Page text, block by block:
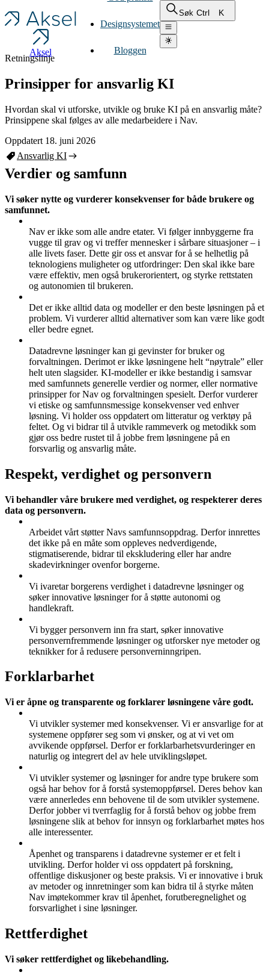
Aksel
Designsystemet
Bloggen
Søk Ctrl K
Retningslinje
Prinsipper for ansvarlig KI
Hvordan skal vi utforske, utvikle og bruke KI på en ansvarlig måte?
Prinsippene skal følges av alle medarbeidere i Nav.
Oppdatert 18. juni 2026
Ansvarlig KI
Verdier og samfunn
Vi søker nytte og vurderer konsekvenser for både brukere og
samfunnet.
Nav er ikke som alle andre etater. Vi følger innbyggerne fra
vugge til grav og vi treffer mennesker i sårbare situasjoner – i
alle livets faser. Dette gir oss et ansvar for å se helhetlig på
teknologiens muligheter og utfordringer: Den skal ikke bare
være effektiv, men også brukerorientert, og styrke rettstaten
og autonomien til brukeren.
Det er ikke alltid data og modeller er den beste løsningen på et
problem. Vi vurderer alltid alternativer som kan være like godt
eller bedre egnet.
Datadrevne løsninger kan gi gevinster for bruker og
forvaltningen. Derimot er ikke løsningene helt “nøytrale” eller
helt uten slagsider. KI-modeller er ikke bestandig i samsvar
med samfunnets generelle verdier og normer, eller normative
prinsipper for Nav og forvaltningen spesielt. Derfor vurderer
vi etiske og samfunnsmessige konsekvenser ved enhver
løsning. Vi holder oss oppdatert om litteratur og verktøy på
feltet. Og vi bidrar til å utvikle rammeverk og metodikk som
gjør oss bedre rustet til å jobbe frem løsningene på en
forsvarlig og ansvarlig måte.
Respekt, verdighet og personvern
Vi behandler våre brukere med verdighet, og respekterer deres
data og personvern.
Arbeidet vårt støtter Navs samfunnsoppdrag. Derfor innrettes
det ikke på en måte som oppleves nedverdigende,
stigmatiserende, bidrar til ekskludering eller har andre
skadevirkninger ovenfor borgerne.
Vi ivaretar borgerens verdighet i datadrevne løsninger og
søker innovative løsninger for å støtte autonomi og
handlekraft.
Vi bygger personvern inn fra start, søker innovative
personvernfremmende løsninger og utforsker nye metoder og
teknikker for å redusere personverninngripen.
Forklarbarhet
Vi er åpne og transparente og forklarer løsningene våre godt.
Vi utvikler systemer med konsekvenser. Vi er ansvarlige for at
systemene oppfører seg som vi ønsker, og at vi vet om
avvikende oppførsel. Derfor er forklarbarhetsvurderinger en
naturlig og integrert del av hele utviklingsløpet.
Vi utvikler systemer og løsninger for andre type brukere som
også har behov for å forstå systemoppførsel. Deres behov kan
være annerledes enn behovene til de som utvikler systemene.
Derfor jobber vi tverrfaglig for å forstå behov og jobbe frem
løsningene slik at behov for innsyn og forklarbarhet møtes hos
alle interessenter.
Åpenhet og transparens i datadrevne systemer er et felt i
utvikling. Derfor holder vi oss oppdatert på forskning,
offentlige diskusjoner og beste praksis. Vi er innovative i bruk
av metoder og innretninger som kan bidra til å styrke måten
Nav imøtekommer krav til åpenhet, forutberegnelighet og
forsvarlighet i sine løsninger.
Rettferdighet
Vi søker rettferdighet og likebehandling.